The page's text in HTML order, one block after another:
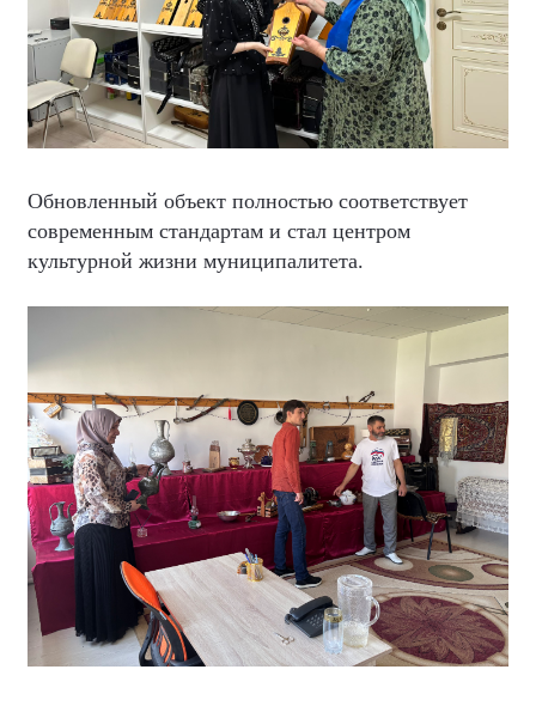
Обновленный объект полностью соответствует
современным стандартам и стал центром
культурной жизни муниципалитета.